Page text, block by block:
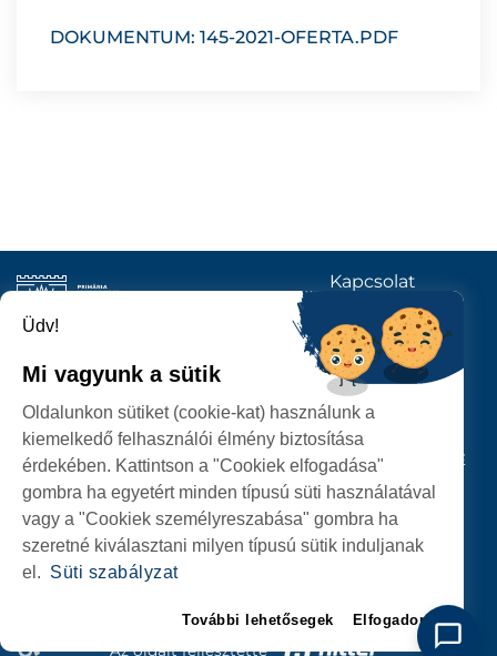
DOKUMENTUM: 145-2021-OFERTA.PDF
SZEMÉLYES ADATOK VÉDELME
Az oldalt fejlesztette
SZATMÁRNÉMETI
POLGÁRMESTERI HIVATAL
P-ȚA 25 OCTOMBRIE, NR. 1 CORP M, 440026 SATU MARE
Kapcsolat
KÖVESSENEK
Üdv!
Mi vagyunk a sütik
Oldalunkon sütiket (cookie-kat) használunk a
kiemelkedő felhasználói élmény biztosítása
érdekében. Kattintson a "Cookiek elfogadása"
gombra ha egyetért minden típusú süti használatával
vagy a "Cookiek személyreszabása" gombra ha
szeretné kiválasztani milyen típusú sütik induljanak
el. Süti szabályzat
További lehetősegek Elfogadom